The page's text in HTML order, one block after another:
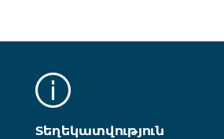
Տեղեկատվություն